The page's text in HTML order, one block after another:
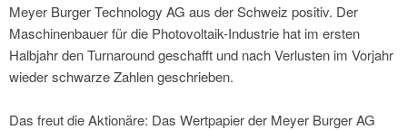
Meyer Burger Technology AG aus der Schweiz positiv. Der
Maschinenbauer für die Photovoltaik-Industrie hat im ersten
Halbjahr den Turnaround geschafft und nach Verlusten im Vorjahr
wieder schwarze Zahlen geschrieben.
Das freut die Aktionäre: Das Wertpapier der Meyer Burger AG